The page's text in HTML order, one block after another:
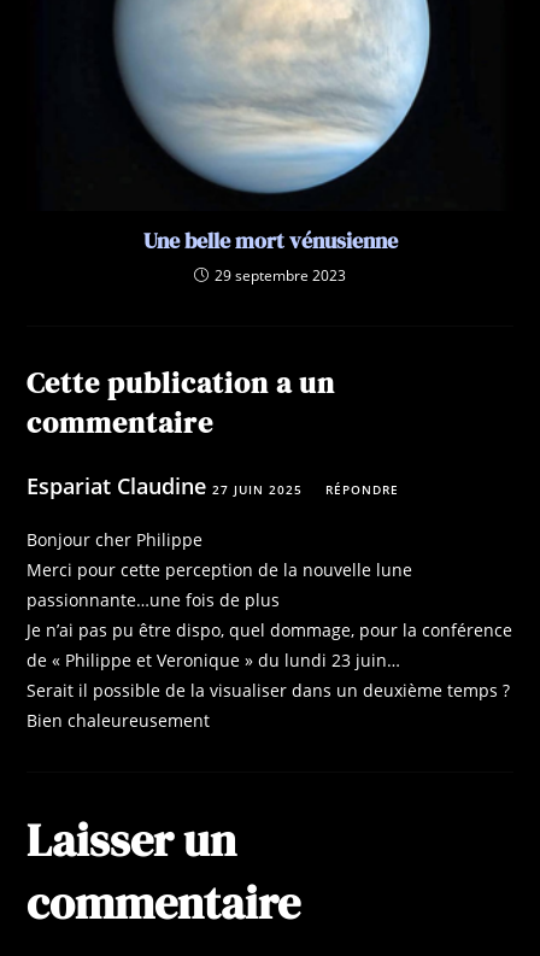
Une belle mort vénusienne
29 septembre 2023
Cette publication a un
commentaire
Espariat Claudine27 JUIN 2025 RÉPONDRE
Bonjour cher Philippe
Merci pour cette perception de la nouvelle lune
passionnante…une fois de plus
Je n’ai pas pu être dispo, quel dommage, pour la conférence
de « Philippe et Veronique » du lundi 23 juin…
Serait il possible de la visualiser dans un deuxième temps ?
Bien chaleureusement
Laisser un
commentaire